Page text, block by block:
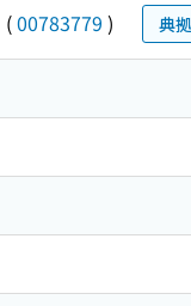
(00783779 ) 典拠